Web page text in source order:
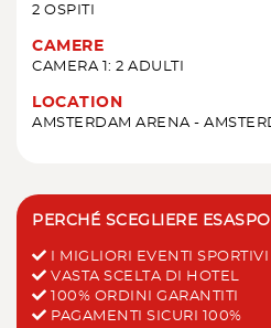
2 OSPITI
CAMERE
CAMERA 1: 2 ADULTI
LOCATION
AMSTERDAM ARENA -
PERCHÉ SCEGLIERE
I MIGLIORI EVENTI SPORTIVI
VASTA SCELTA DI HOTEL
100% ORDINI GARANTITI
PAGAMENTI SICURI 100%